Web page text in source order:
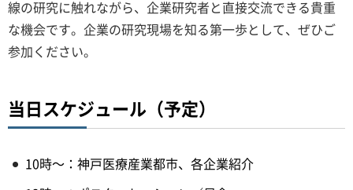
線の研究に触れながら、企業研究者と直接交流できる貴重
な機会です。企業の研究現場を知る第一歩として、ぜひご
参加ください。
当日スケジュール（予定）
10時～：神戸医療産業都市、各企業紹介